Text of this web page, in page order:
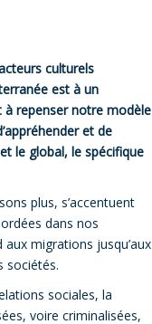
culturels
est à un
repenser notre modèle
et de
le global, le spécifique
plus, s’accentuent
dans nos
migrations jusqu’aux
sociétés.
sociales, la
voire criminalisées,